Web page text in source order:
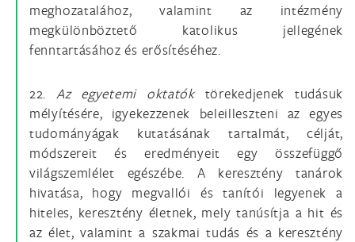
meghozatalához, valamint az intézmény
megkülönböztető katolikus jellegének
fenntartásához és erősítéséhez.
22.Az egyetemi oktatóktörekedjenek tudásuk
mélyítésére, igyekezzenek beleilleszteni az egyes
tudományágak kutatásának tartalmát, célját,
módszereit és eredményeit egy összefüggő
világszemlélet egészébe. A keresztény tanárok
hivatása, hogy megvallói és tanítói legyenek a
hiteles, keresztény életnek, mely tanúsítja a hit és
az élet, valamint a szakmai tudás és a keresztény